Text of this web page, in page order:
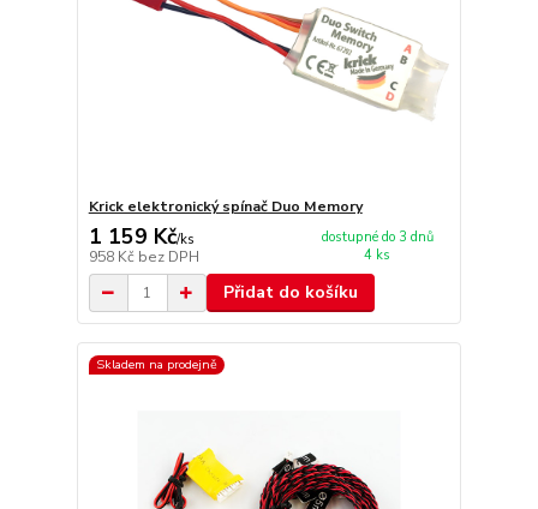
Krick elektronický spínač Duo Memory
1 159 Kč/ks
958 Kč bez DPH
dostupné do 3 dnů
4 ks
Přidat do košíku
Skladem na prodejně